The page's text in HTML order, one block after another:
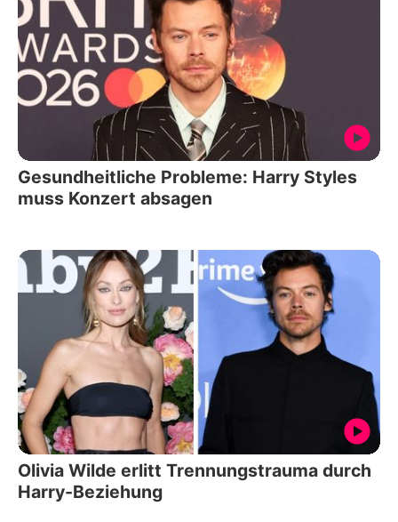
Gesundheitliche Probleme: Harry Styles
muss Konzert absagen
Olivia Wilde erlitt Trennungstrauma durch
Harry-Beziehung